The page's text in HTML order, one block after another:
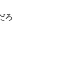
ろ